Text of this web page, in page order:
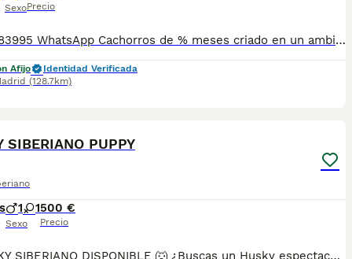
SexoPrecio
📞 613283995 WhatsApp Cachorros de % meses criado en un ambiente muy familiar de Husky siberiano , es muy bueno con los perros y con la gente y muy jugueton Entregamos nuestros pequeños cachorritos con todas las garantías y cuidados necesarios , disponemos de núcleo zoológico para crianza y venta de nuestros cachorros . ✅Desparasitaciones y vacunas correspondientes a su edad . ✅Cartilla de vacunación . ✅Revisiones veterinarias . ✅Garantías víricas de 15 días . ✅Garantías genéticas de un año . Seriedad , confianza y bienestar animal son nuestra prioridad . También ofrecemos transporte propio para nuestros pequeños cachorros a toda la península , el pago lo podéis hacer contra reembolso . (con coste adicional) . Mandamos a toda España . Disponemos de varias razas Si no esta la raza que queréis llámanos , intentaremos encontrártela , trabajamos con los mejores criadores de España .
Afijo
Identidad Verificada
(128.7km)
SIBERIANO PUPPY
1 1
Sexo
500 €
Precio
🐺 HUSKY SIBERIANO DISPONIBLE 🐺 ¿Buscas un Husky espectacular, equilibrado y criado con todas las garantías? Disponemos de preciosos cachorros Husky Siberiano criados en un entorno familiar, con máxima atención a su salud, socialización y bienestar. ✅ Entrega en toda España ✅ Pago contra reembolso ✅ Microchip implantado ✅ Cartilla sanitaria oficial ✅ Vacunaciones al día según edad ✅ Desparasitaciones internas y externas 📞 Información y reservas: 622 680 372 Atención personalizada antes, durante y después de la entrega. ¡Consúltanos sin compromiso!